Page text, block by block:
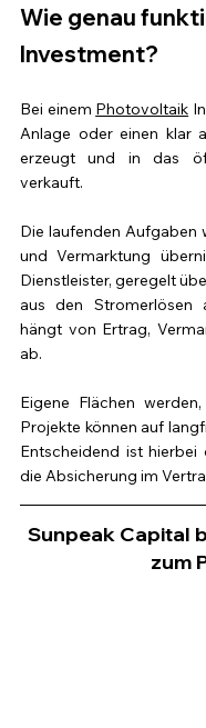
Wie genau
Investment?
Bei einem Photovoltaik
Anlage oder einen klar
erzeugt und in das
verkauft.
Die laufenden Aufgaben
und Vermarktung
Dienstleister, geregelt
aus den Stromerlösen
hängt von Ertrag,
ab.
Eigene Flächen
Projekte können auf
Entscheidend ist hierbei
die Absicherung im
Sunpeak Capital
zum